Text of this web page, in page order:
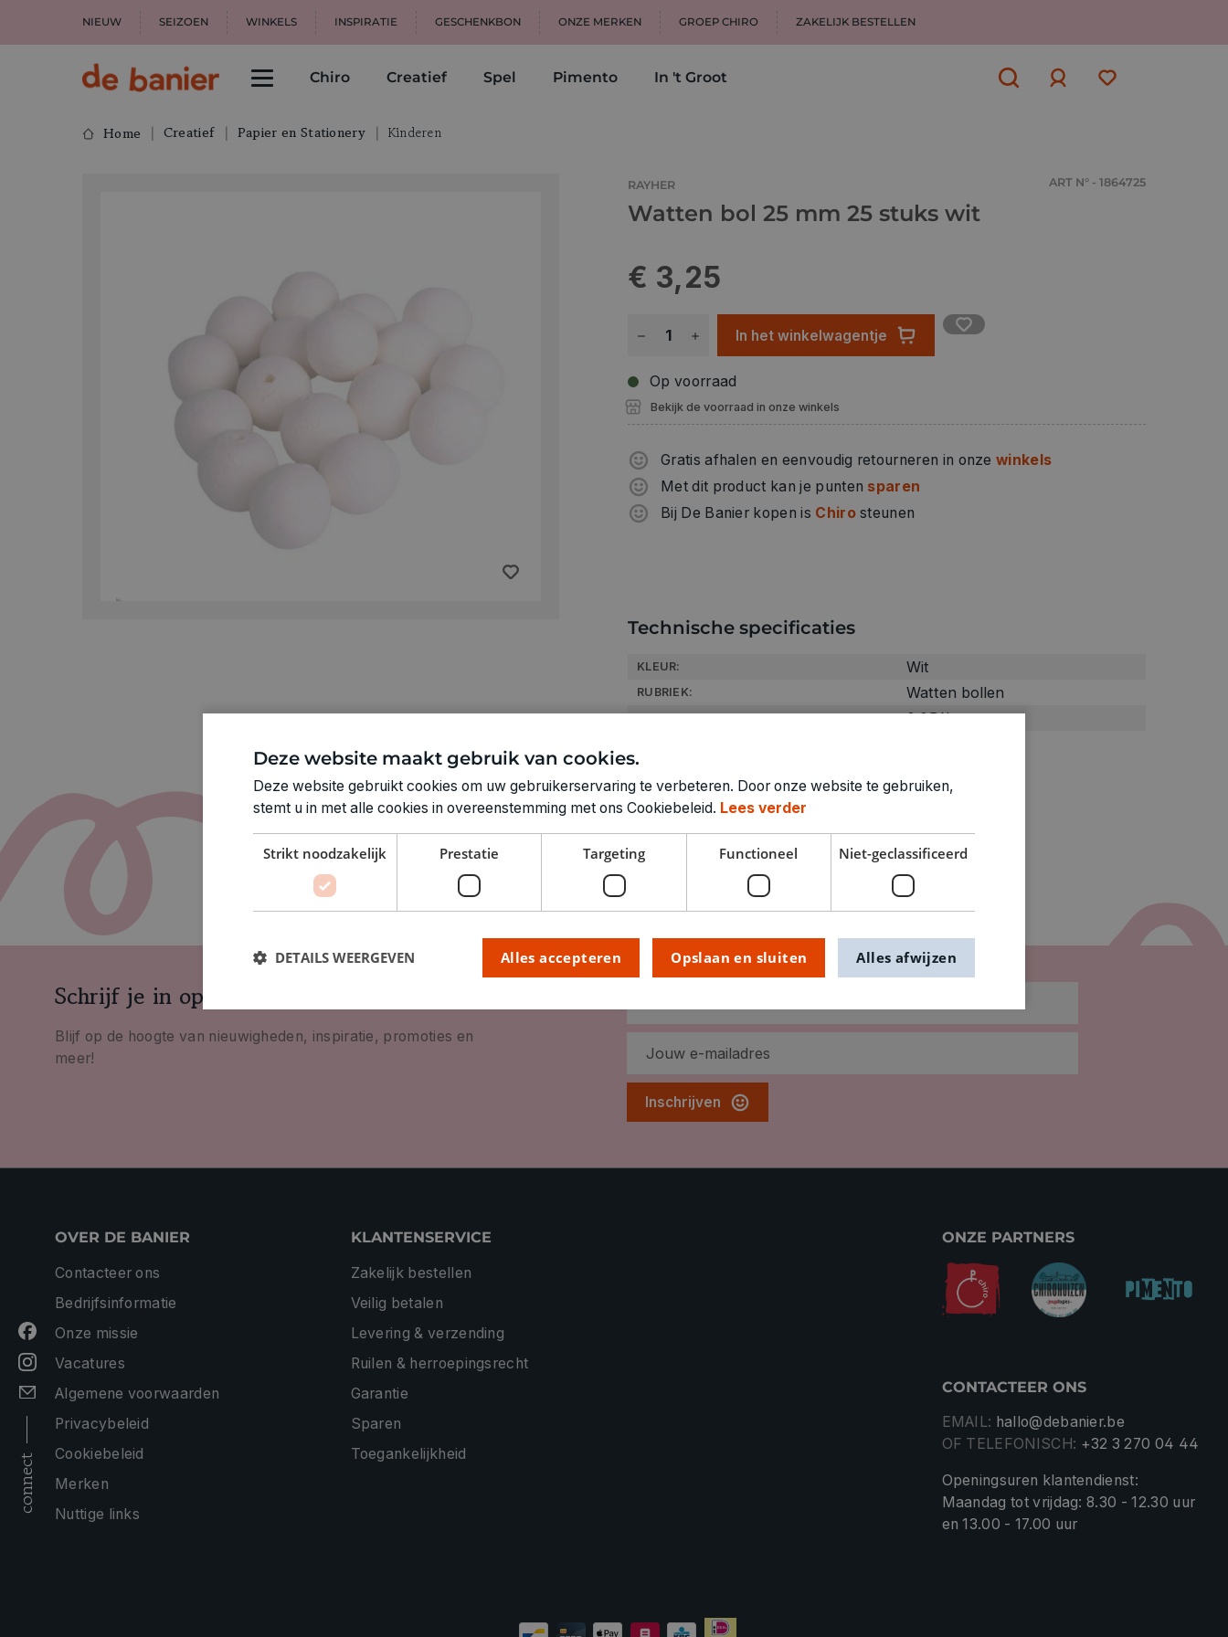
NIEUW SEIZOEN WINKELS INSPIRATIE GESCHENKBON ONZE MERKEN GROEP CHIRO ZAKELIJK BESTELLEN
Chiro Creatief Spel Pimento In 't Groot
Home Creatief Papier en Stationery Kinderen
RAYHER ART N° - 1864725
Watten bol 25 mm 25 stuks wit
€ 3,25
In het winkelwagentje
Op voorraad
Bekijk de voorraad in onze winkels
Gratis afhalen en eenvoudig retourneren in onzewinkels
Met dit product kan je punten sparen
Bij De Banier kopen is Chirosteunen
Technische specificaties
KLEUR: Wit
RUBRIEK: Watten bollen
GEWICHT 0.056kg
Schrijf je in op onze nieuwsbrief
Blijf op de hoogte van nieuwigheden, inspiratie, promoties en
meer!
Inschrijven
connect
OVER DE BANIER
Contacteer ons
Bedrijfsinformatie
Onze missie
Vacatures
Algemene voorwaarden
Privacybeleid
Cookiebeleid
Merken
Nuttige links
KLANTENSERVICE
Zakelijk bestellen
Veilig betalen
Levering & verzending
Ruilen & herroepingsrecht
Garantie
Sparen
Toegankelijkheid
ONZE PARTNERS
CONTACTEER ONS
EMAIL: hallo@debanier.be
OF TELEFONISCH: +32 3 270 04 44
Openingsuren klantendienst:
Maandag tot vrijdag: 8.30 - 12.30 uur
en 13.00 - 17.00 uur
Deze website maakt gebruik van cookies.
Deze website gebruikt cookies om uw gebruikerservaring te verbeteren. Door onze website te gebruiken,
stemt u in met alle cookies in overeenstemming met ons Cookiebeleid. Lees verder
Strikt noodzakelijk Prestatie Targeting Functioneel Niet-geclassificeerd
Opslaan en sluiten
Alles accepteren Alles afwijzen
DETAILS WEERGEVEN